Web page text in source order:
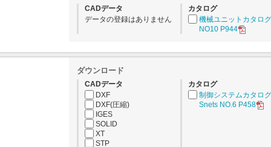
CADデータ
データの登録はありません
カタログ
機械ユニットカタログ
NO10 P944
ダウンロード
CADデータ
DXF
DXF(圧縮)
IGES
SOLID
XT
STP
カタログ
制御システムカタログ
Snets NO.6 P458